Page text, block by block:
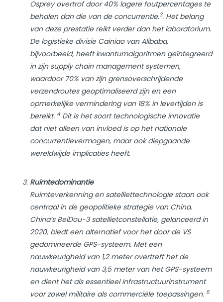
Osprey overtrof door 40% lagere foutpercentages te
behalen dan die van de concurrentie.3. Het belang
van deze prestatie reikt verder dan het laboratorium.
De logistieke divisie Cainiao van Alibaba,
bijvoorbeeld, heeft kwantumalgoritmen geïntegreerd
in zijn supply chain management systemen,
waardoor 70% van zijn grensoverschrijdende
verzendroutes geoptimaliseerd zijn en een
opmerkelijke vermindering van 18% in levertijden is
bereikt. 4 Dit is het soort technologische innovatie
dat niet alleen van invloed is op het nationale
concurrentievermogen, maar ook diepgaande
wereldwijde implicaties heeft.
Ruimtedominantie
Ruimteverkenning en satelliettechnologie staan ook
centraal in de geopolitieke strategie van China.
China’s BeiDou-3 satellietconstellatie, gelanceerd in
2020, biedt een alternatief voor het door de VS
gedomineerde GPS-systeem. Met een
nauwkeurigheid van 1,2 meter overtreft het de
nauwkeurigheid van 3,5 meter van het GPS-systeem
en dient het als essentieel infrastructuurinstrument
voor zowel militaire als commerciële toepassingen. 5